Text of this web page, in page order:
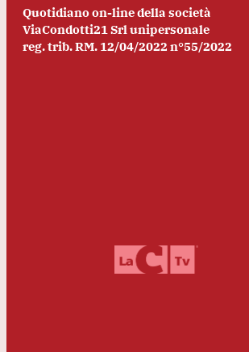
Quotidiano on-line della società
ViaCondotti21 Srl unipersonale
reg. trib. RM. 12/04/2022 n°55/2022